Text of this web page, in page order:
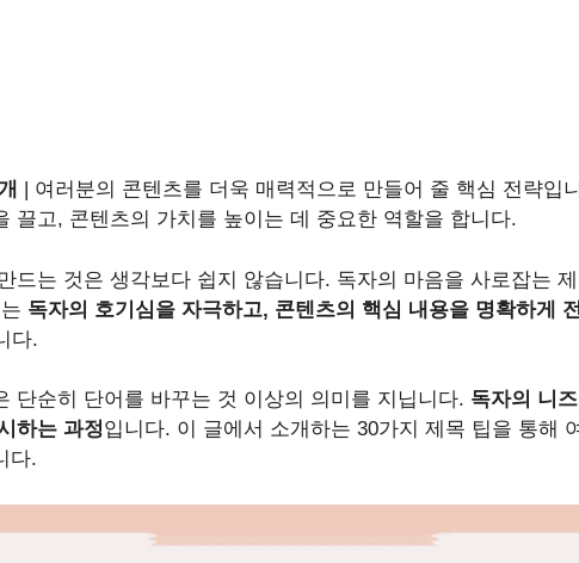
| 여러분의 콘텐츠를 더욱 매력적으로 만들어 줄 핵심 전략입
끌고, 콘텐츠의 가치를 높이는 데 중요한 역할을 합니다.
드는 것은 생각보다 쉽지 않습니다. 독자의 마음을 사로잡는
독자의 호기심을 자극하고, 콘텐츠의 핵심 내용을 명확하게
다.
단순히 단어를 바꾸는 것 이상의 의미를 지닙니다. 독자의 니
하는 과정입니다. 이 글에서 소개하는 30가지 제목 팁을 통해
다.